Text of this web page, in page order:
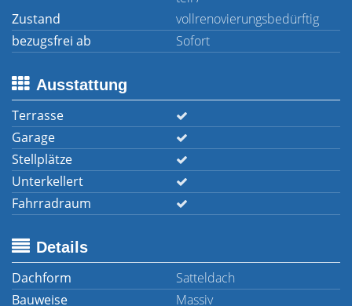
Zustand
vollrenovierungsbedürftig
bezugsfrei ab
Sofort
Ausstattung
Terrasse
Garage
Stellplätze
Unterkellert
Fahrradraum
Details
Dachform
Satteldach
Bauweise
Massiv